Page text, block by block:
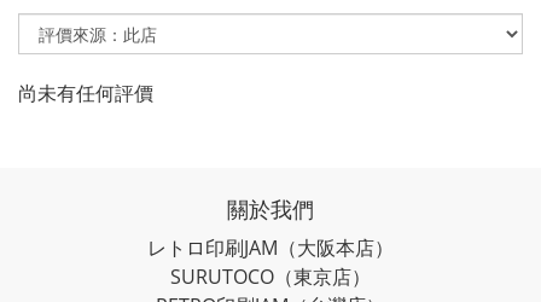
尚未有任何評價
關於我們
レトロ印刷JAM （大阪本店）
SURUTOCO （東京店）